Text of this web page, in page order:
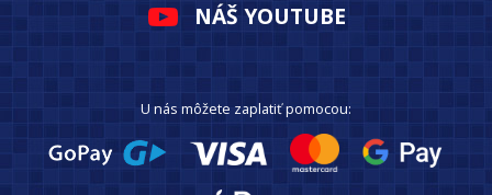
NÁŠ YOUTUBE
U nás môžete zaplatiť pomocou: